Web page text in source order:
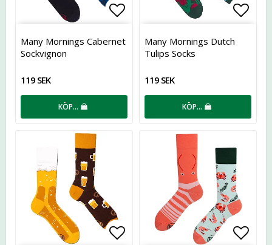
Lägg till i favoritlistan
Many Mornings Cabernet
Sockvignon
119 SEK
KÖP…
Many Mornings Dutch
Tulips Socks
119 SEK
KÖP…